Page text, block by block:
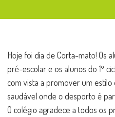
Hoje foi dia de Corta-mato! Os
pré-escolar e os alunos do 1º
com vista a promover um
saudável onde o desporto é
O colégio agradece a todos os